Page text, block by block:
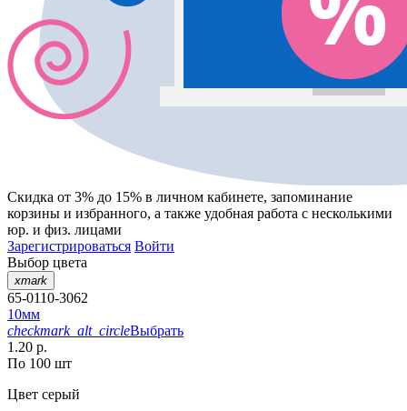
Скидка от 3% до 15% в личном кабинете, запоминание
корзины и избранного, а также удобная работа с несколькими
юр. и физ. лицами
Зарегистрироваться Войти
Выбор цвета
xmark
65-0110-3062
10мм
checkmark_alt_circleВыбрать
1.20 р.
По 100 шт
Цвет серый